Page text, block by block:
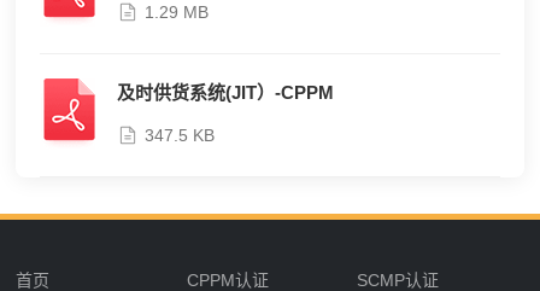
1.29 MB
及时供货系统(JIT）-CPPM
347.5 KB
首页 CPPM认证 SCMP认证